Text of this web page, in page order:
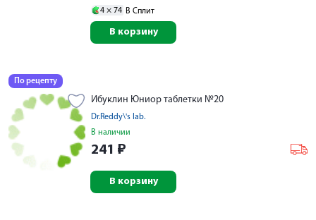
4 × 74 В Сплит
В корзину
По рецепту
Ибуклин Юниор таблетки №20
Dr.Reddy\'s lab.
В наличии
241 ₽
В корзину